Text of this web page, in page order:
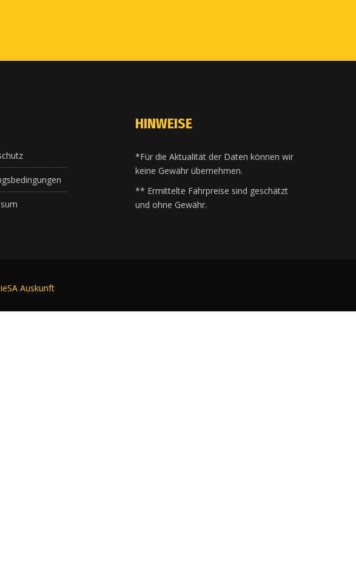
HINWEISE
*Für die Aktualität der Daten können wir
keine Gewähr übernehmen.
** Ermittelte Fahrpreise sind geschätzt
und ohne Gewähr.
Auskunft